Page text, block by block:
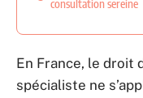
consultation sereine
En France, le droit
spécialiste ne